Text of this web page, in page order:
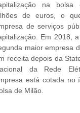
na
de euros, o
de serviços
Em 2018,
maior empresa
receita depois da
da Rede
está cotada no
de Milão.